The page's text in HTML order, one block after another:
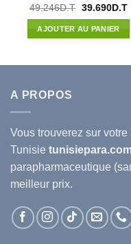
Note5 sur
5
49.246D.T Le
initial
était :
39.690D.T
AJOUTER AU PANIER
A PROPOS
Vous trouverez sur votre
Tunisie
parapharmaceutique
meilleur prix.